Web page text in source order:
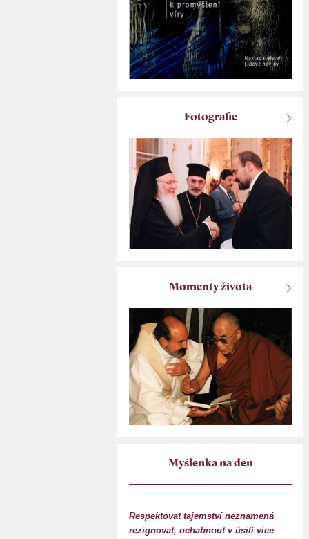
Fotografie
Momenty života
Myšlenka na den
Respektovat tajemství neznamená
rezignovat, ochabnout v úsilí více